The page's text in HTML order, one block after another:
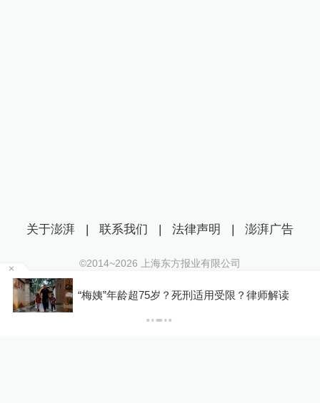
“梅姨”年龄超75岁？死刑适用受限？律师解读
关于澎湃 | 联系我们 | 法律声明 | 澎湃广告
©2014~2026 上海东方报业有限公司
沪ICP证：沪B2-20170116 | 沪ICP备14003370号
互联网新闻信息服务许可证：31120170006
沪公网安备 31010602000299号